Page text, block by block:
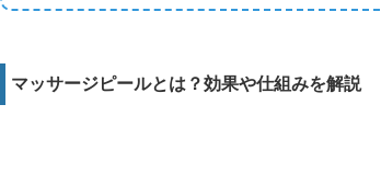
マッサージピールとは？効果や仕組みを解説